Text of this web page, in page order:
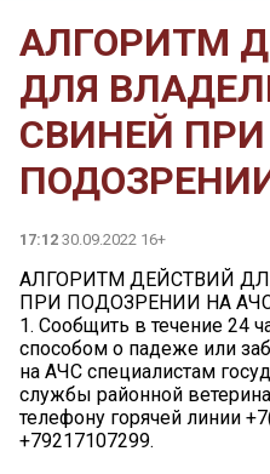
АЛГОРИТМ
ДЛЯ
СВИНЕЙ ПРИ
17:12 30.09.2022 16+
АЛГОРИТМ ДЕЙСТВИЙ
ПРИ ПОДОЗРЕНИИ НА
1. Сообщить в течение 24
способом о падеже или
на АЧС специалистам
службы районной
телефону горячей линии
+79217107299.